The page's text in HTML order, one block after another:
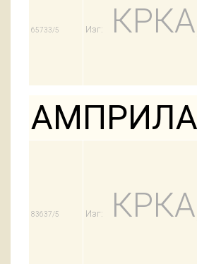
65733/5 Изг:
83637/5 Изг: